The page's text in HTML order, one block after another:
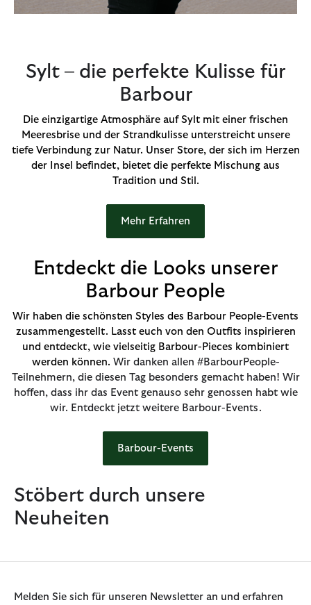
Sylt – die perfekte Kulisse für
Barbour
Die einzigartige Atmosphäre auf Sylt mit einer frischen
Meeresbrise und der Strandkulisse unterstreicht unsere
tiefe Verbindung zur Natur. Unser Store, der sich im Herzen
der Insel befindet, bietet die perfekte Mischung aus
Tradition und Stil.
Mehr Erfahren
Entdeckt die Looks unserer
Barbour People
Wir haben die schönsten Styles des Barbour People-Events
zusammengestellt. Lasst euch von den Outfits inspirieren
und entdeckt, wie vielseitig Barbour-Pieces kombiniert
werden können. Wir danken allen #BarbourPeople-
Teilnehmern, die diesen Tag besonders gemacht haben! Wir
hoffen, dass ihr das Event genauso sehr genossen habt wie
wir. Entdeckt jetzt weitere Barbour-Events.
Barbour-Events
Stöbert durch unsere
Neuheiten
Melden Sie sich für unseren Newsletter an und erfahren